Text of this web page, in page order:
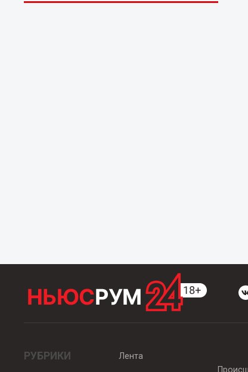
РУБРИКИ
Лента